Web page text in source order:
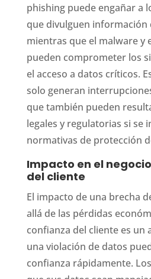
phishing puede engañar a
que divulguen información
mientras que el malware y
pueden comprometer los
el acceso a datos críticos.
solo generan
que también pueden
legales y regulatorias si se
normativas de protección
Impacto en el
del cliente
El impacto de una brecha
allá de las pérdidas
confianza del cliente es un
una violación de datos
confianza rápidamente.